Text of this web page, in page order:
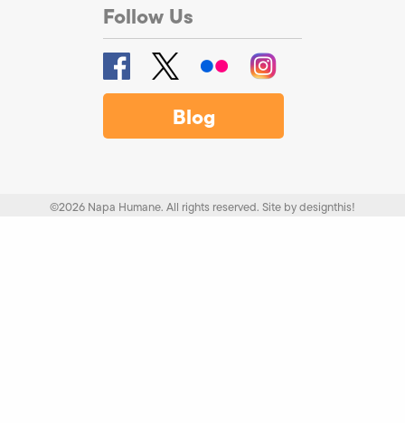
Follow Us
Blog
©2026 Napa Humane. All rights reserved. Site bydesignthis!